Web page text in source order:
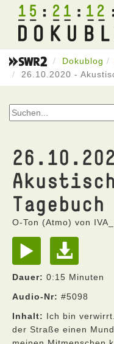
15 21 12
Dokublog
26.10.2020 -
Tagebuch
O-Ton (Atmo) von
Dauer: 0:15 Minuten
Audio-Nr: #5098
Inhalt: Ich bin
der Straße einen